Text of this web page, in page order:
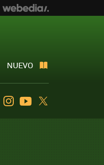
NUEVO
FlipboardInstagramYoutube